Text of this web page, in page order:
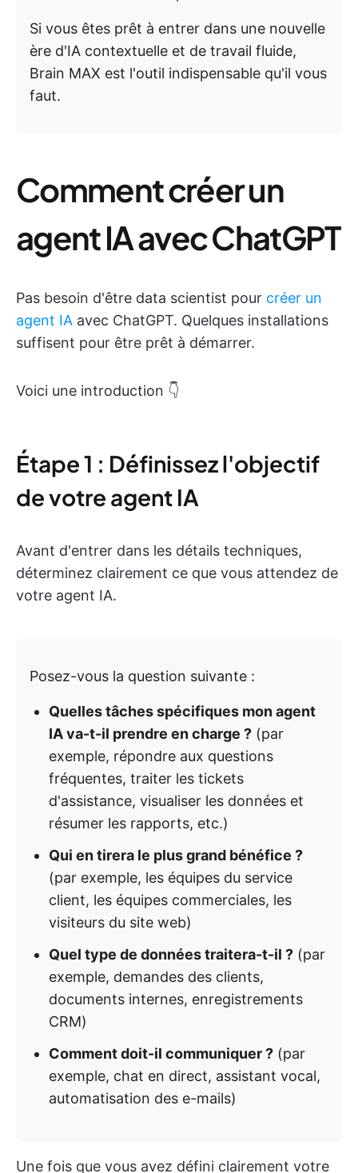
Si vous êtes prêt à entrer dans une nouvelle
ère d'IA contextuelle et de travail fluide,
Brain MAX est l'outil indispensable qu'il vous
faut.
Comment créer un
agent IA avec ChatGPT
Pas besoin d'être data scientist pour créer un
agent IA avec ChatGPT. Quelques installations
suffisent pour être prêt à démarrer.
Voici une introduction 👇
Étape 1 : Définissez l'objectif
de votre agent IA
Avant d'entrer dans les détails techniques,
déterminez clairement ce que vous attendez de
votre agent IA.
Posez-vous la question suivante :
Quelles tâches spécifiques mon agent
IA va-t-il prendre en charge ? (par
exemple, répondre aux questions
fréquentes, traiter les tickets
d'assistance, visualiser les données et
résumer les rapports, etc.)
Qui en tirera le plus grand bénéfice ?
(par exemple, les équipes du service
client, les équipes commerciales, les
visiteurs du site web)
Quel type de données traitera-t-il ? (par
exemple, demandes des clients,
documents internes, enregistrements
CRM)
Comment doit-il communiquer ? (par
exemple, chat en direct, assistant vocal,
automatisation des e-mails)
Une fois que vous avez défini clairement votre